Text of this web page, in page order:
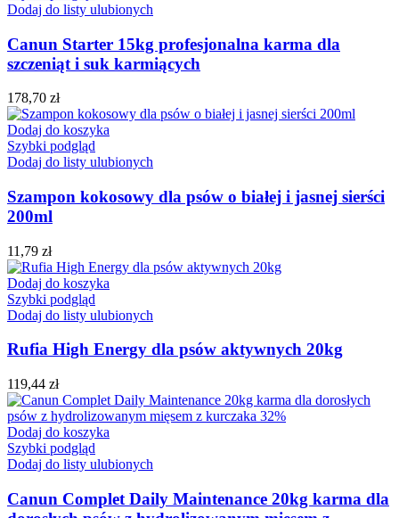
Dodaj do listy ulubionych
Canun Starter 15kg profesjonalna karma dla
szczeniąt i suk karmiących
178,70 zł
Dodaj do koszyka
Szybki podgląd
Dodaj do listy ulubionych
Szampon kokosowy dla psów o białej i jasnej sierści
200ml
11,79 zł
Dodaj do koszyka
Szybki podgląd
Dodaj do listy ulubionych
Rufia High Energy dla psów aktywnych 20kg
119,44 zł
Dodaj do koszyka
Szybki podgląd
Dodaj do listy ulubionych
Canun Complet Daily Maintenance 20kg karma dla